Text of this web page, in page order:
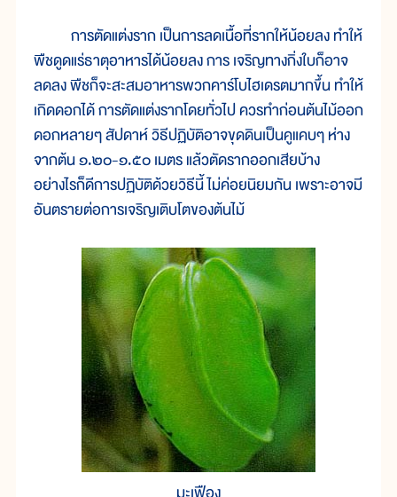
การตัดแต่งราก เป็นการลดเนื้อที่รากให้น้อยลง ทำให้
พืชดูดแร่ธาตุอาหารได้น้อยลง การ เจริญทางกิ่งใบก็อาจ
ลดลง พืชก็จะสะสมอาหารพวกคาร์โบไฮเดรตมากขึ้น ทำให้
เกิดดอกได้ การตัดแต่งรากโดยทั่วไป ควรทำก่อนต้นไม้ออก
ดอกหลายๆ สัปดาห์ วิธีปฏิบัติอาจขุดดินเป็นคูแคบๆ ห่าง
จากต้น ๑.๒๐-๑.๕๐ เมตร แล้วตัดรากออกเสียบ้าง
อย่างไรก็ดีการปฏิบัติด้วยวิธีนี้ ไม่ค่อยนิยมกัน เพราะอาจมี
อันตรายต่อการเจริญเติบโตของต้นไม้